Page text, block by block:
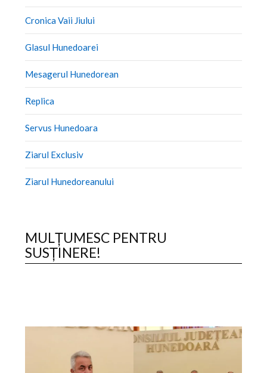
Cronica Vaii Jiului
Glasul Hunedoarei
Mesagerul Hunedorean
Replica
Servus Hunedoara
Ziarul Exclusiv
Ziarul Hunedoreanului
MULȚUMESC PENTRU
SUSȚINERE!